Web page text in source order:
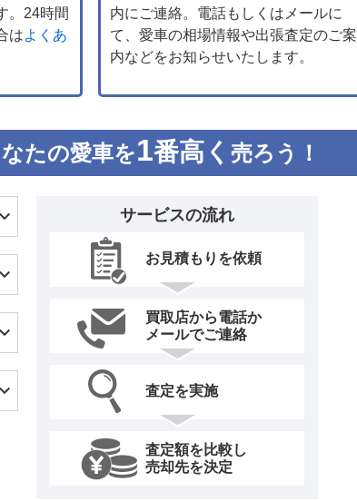
。24時間
はよくあ
内にご連絡。電話もしくはメールに
て、愛車の相場情報や出張査定のご案
内などをお知らせいたします。
たの愛車を1番高く 売ろう！
サービスの流れ
お見積もりを依頼
買取店から電話か
メールでご連絡
査定を実施
査定額を比較し
売却先を決定